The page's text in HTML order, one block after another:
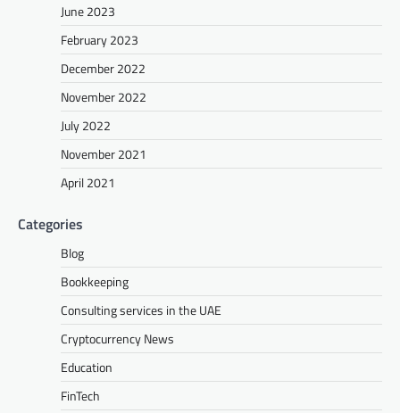
June 2023
February 2023
December 2022
November 2022
July 2022
November 2021
April 2021
Categories
Blog
Bookkeeping
Consulting services in the UAE
Cryptocurrency News
Education
FinTech